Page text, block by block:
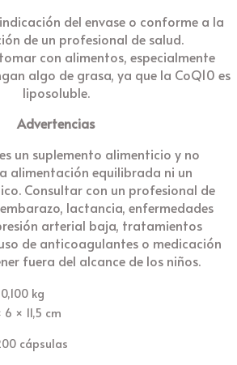
del envase o conforme a la
de un profesional de salud.
con alimentos, especialmente
algo de grasa, ya que la CoQ10 es
liposoluble.
Advertencias
un suplemento alimenticio y no
alimentación equilibrada ni un
Consultar con un profesional de
lactancia, enfermedades
arterial baja, tratamientos
de anticoagulantes o medicación
fuera del alcance de los niños.
0,100 kg
6 × 11,5 cm
cápsulas